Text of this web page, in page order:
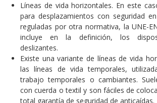
Líneas de vida horizontales. En este
para desplazamientos con seguridad
reguladas por otra normativa, la UNE-
incluye en la definición, los
deslizantes.
Existe una variante de líneas de vida
las líneas de vida temporales,
trabajo temporales o cambiantes.
con cuerda o textil y son fáciles de
total garantía de seguridad de anticaídas.